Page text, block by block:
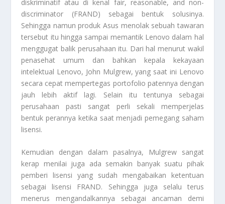
diskriminatif atau di kenal fair, reasonable, and non-
discriminator (FRAND) sebagai bentuk solusinya.
Sehingga namun produk Asus menolak sebuah tawaran
tersebut itu hingga sampai memantik Lenovo dalam hal
menggugat balik perusahaan itu. Dari hal menurut wakil
penasehat umum dan bahkan kepala kekayaan
intelektual Lenovo, John Mulgrew, yang saat ini Lenovo
secara cepat mempertegas portofolio patennya dengan
jauh lebih aktif lagi. Selain itu tentunya sebagai
perusahaan pasti sangat perli sekali memperjelas
bentuk perannya ketika saat menjadi pemegang saham
lisensi.
Kemudian dengan dalam pasalnya, Mulgrew sangat
kerap menilai juga ada semakin banyak suatu pihak
pemberi lisensi yang sudah mengabaikan ketentuan
sebagai lisensi FRAND. Sehingga juga selalu terus
menerus mengandalkannya sebagai ancaman demi